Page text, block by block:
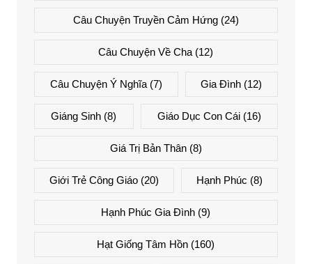
Câu Chuyện Truyền Cảm Hứng(24)
Câu Chuyện Về Cha (12)
Câu Chuyện Ý Nghĩa(7) Gia Đình (12)
Giáng Sinh (8) Giáo Dục Con Cái(16)
Giá Trị Bản Thân(8)
Giới Trẻ Công Giáo(20) Hạnh Phúc (8)
Hạnh Phúc Gia Đình (9)
Hạt Giống Tâm Hồn (160)